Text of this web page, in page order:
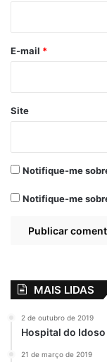
*
E-mail *
Site
Notifique-me
Notifique-me
MAIS LIDAS
2 de outubro de 2019
Hospital do
21 de março de 2019